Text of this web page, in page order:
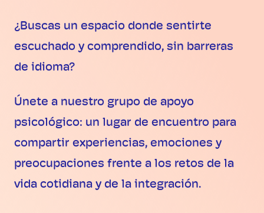
¿Buscas un espacio donde sentirte
escuchado y comprendido, sin barreras
de idioma?
Únete a nuestro grupo de apoyo
psicológico: un lugar de encuentro para
compartir experiencias, emociones y
preocupaciones frente a los retos de la
vida cotidiana y de la integración.